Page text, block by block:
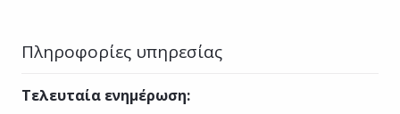
Πληροφορίες υπηρεσίας
Τελευταία ενημέρωση: